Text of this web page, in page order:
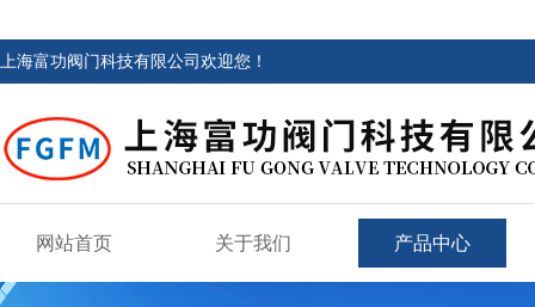
上海富功阀门科技有限公司欢迎您！
网站首页 关于我们 产品中心